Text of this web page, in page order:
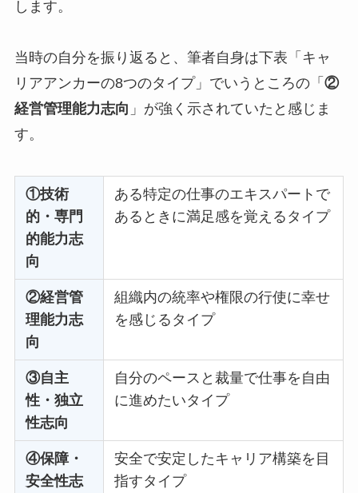
します。
当時の自分を振り返ると、筆者自身は下表「キャ
リアアンカーの8つのタイプ」でいうところの「 ②
経営管理能力志向 」が強く示されていたと感じま
す。
①技術
的・専門
的能力志
向
ある特定の仕事のエキスパートで
あるときに満足感を覚えるタイプ
②経営管
理能力志
向
組織内の統率や権限の行使に幸せ
を感じるタイプ
③自主
性・独立
性志向
自分のペースと裁量で仕事を自由
に進めたいタイプ
④保障・
安全性志
安全で安定したキャリア構築を目
指すタイプ